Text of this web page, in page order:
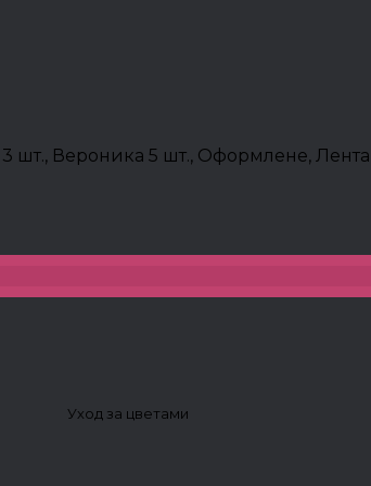
шт., Вероника 5 шт., Оформлене, Лента
Уход за цветами